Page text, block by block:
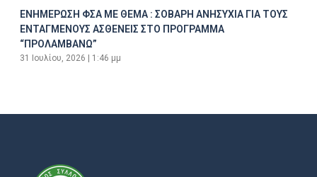
ΕΝΗΜΕΡΩΣΗ ΦΣΑ ΜΕ ΘΕΜΑ : ΣΟΒΑΡΗ ΑΝΗΣΥΧΙΑ ΓΙΑ ΤΟΥΣ
ΕΝΤΑΓΜΕΝΟΥΣ ΑΣΘΕΝΕΙΣ ΣΤΟ ΠΡΟΓΡΑΜΜΑ
“ΠΡΟΛΑΜΒΑΝΩ”
31 Ιουλίου, 2026 1:46 μμ